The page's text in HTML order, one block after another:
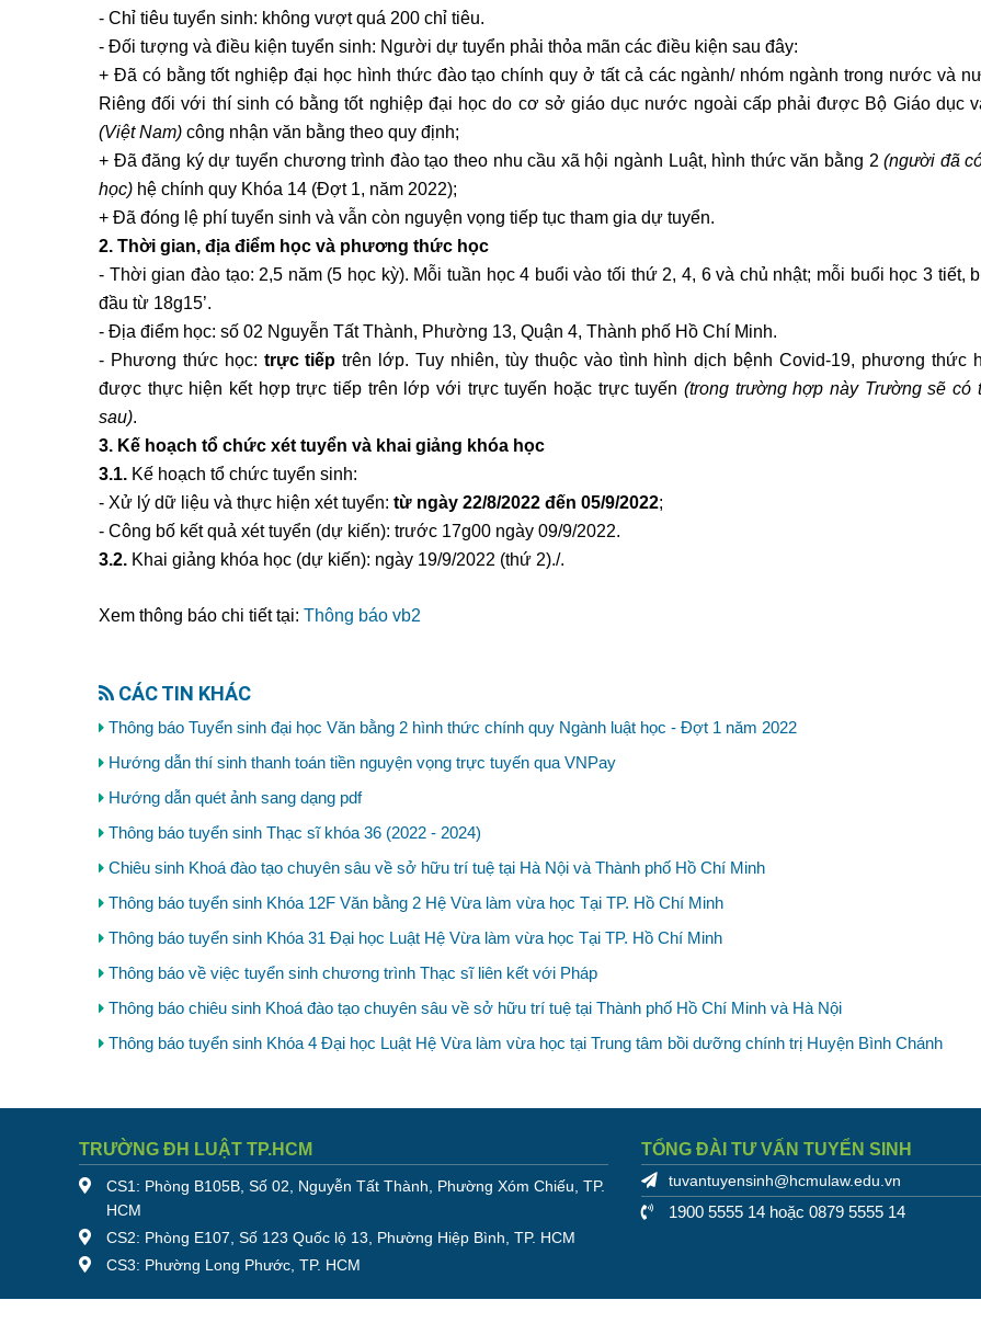
- Chỉ tiêu tuyển sinh: không vượt quá 200 chỉ tiêu.
- Đối tượng và điều kiện tuyển sinh: Người dự tuyển phải thỏa mãn các điều kiện sau đây:
+ Đã có bằng tốt nghiệp đại học hình thức đào tạo chính quy ở tất cả các ngành/ nhóm ngành trong nước và
Riêng đối với thí sinh có bằng tốt nghiệp đại học do cơ sở giáo dục nước ngoài cấp phải được Bộ Giáo dục
(Việt Nam) công nhận văn bằng theo quy định;
+ Đã đăng ký dự tuyển chương trình đào tạo theo nhu cầu xã hội ngành Luật, hình thức văn bằng 2(người đã
học) hệ chính quy Khóa 14 (Đợt 1, năm 2022);
+ Đã đóng lệ phí tuyển sinh và vẫn còn nguyện vọng tiếp tục tham gia dự tuyển.
2. Thời gian, địa điểm học và phương thức học
- Thời gian đào tạo: 2,5 năm (5 học kỳ). Mỗi tuần học 4 buổi vào tối thứ 2, 4, 6 và chủ nhật; mỗi buổi học 3 tiết,
đầu từ 18g15’.
- Địa điểm học: số 02 Nguyễn Tất Thành, Phường 13, Quận 4, Thành phố Hồ Chí Minh.
- Phương thức học: trực tiếptrên lớp. Tuy nhiên, tùy thuộc vào tình hình dịch bệnh Covid-19, phương thức
được thực hiện kết hợp trực tiếp trên lớp với trực tuyến hoặc trực tuyến(trong trường hợp này Trường sẽ có
sau).
3. Kế hoạch tổ chức xét tuyển và khai giảng khóa học
3.1. Kế hoạch tổ chức tuyển sinh:
- Xử lý dữ liệu và thực hiện xét tuyển: từ ngày 22/8/2022 đến 05/9/2022;
- Công bố kết quả xét tuyển (dự kiến): trước 17g00 ngày 09/9/2022.
3.2. Khai giảng khóa học (dự kiến): ngày 19/9/2022 (thứ 2)./.
Xem thông báo chi tiết tại: Thông báo vb2
CÁC TIN KHÁC
Thông báo Tuyển sinh đại học Văn bằng 2 hình thức chính quy Ngành luật học - Đợt 1 năm 2022
Hướng dẫn thí sinh thanh toán tiền nguyện vọng trực tuyến qua VNPay
Hướng dẫn quét ảnh sang dạng pdf
Thông báo tuyển sinh Thạc sĩ khóa 36 (2022 - 2024)
Chiêu sinh Khoá đào tạo chuyên sâu về sở hữu trí tuệ tại Hà Nội và Thành phố Hồ Chí Minh
Thông báo tuyển sinh Khóa 12F Văn bằng 2 Hệ Vừa làm vừa học Tại TP. Hồ Chí Minh
Thông báo tuyển sinh Khóa 31 Đại học Luật Hệ Vừa làm vừa học Tại TP. Hồ Chí Minh
Thông báo về việc tuyển sinh chương trình Thạc sĩ liên kết với Pháp
Thông báo chiêu sinh Khoá đào tạo chuyên sâu về sở hữu trí tuệ tại Thành phố Hồ Chí Minh và Hà Nội
Thông báo tuyển sinh Khóa 4 Đại học Luật Hệ Vừa làm vừa học tại Trung tâm bồi dưỡng chính trị Huyện Bình Chánh
TRƯỜNG ĐH LUẬT TP.HCM
CS1: Phòng B105B, Số 02, Nguyễn Tất Thành, Phường Xóm Chiếu, TP.
HCM
CS2: Phòng E107, Số 123 Quốc lộ 13, Phường Hiệp Bình, TP. HCM
CS3: Phường Long Phước, TP. HCM
TỔNG ĐÀI TƯ VẤN TUYỂN SINH
tuvantuyensinh@hcmulaw.edu.vn
1900 5555 14 hoặc 0879 5555 14